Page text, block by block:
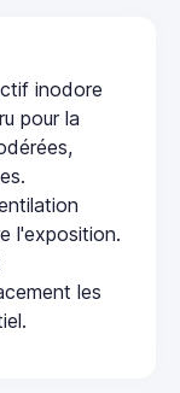
inodore
pour la
l'exposition.
les